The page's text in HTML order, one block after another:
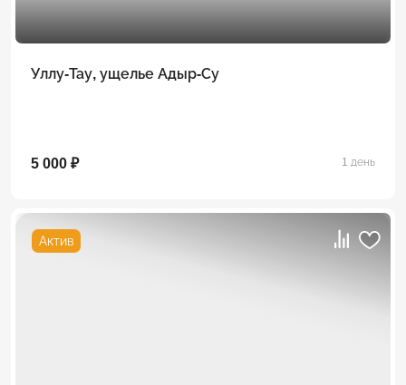
Уллу-Тау, ущелье Адыр-Су
5 000 ₽ 1 день
Актив